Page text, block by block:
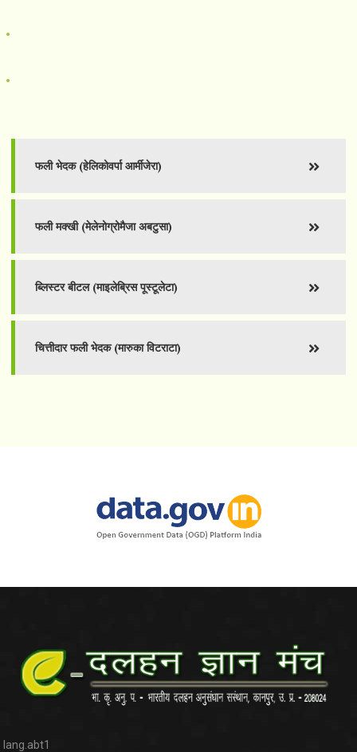
फली भेदक (हेलिकोवर्पा आर्मीजेरा)
फली मक्खी (मेलेनोग्रोमैजा अबटुसा)
ब्लिस्टर बीटल (माइलेब्रिस पूस्टूलेटा)
चित्तीदार फली भेदक (मारुका विटराटा)
lang.abt1